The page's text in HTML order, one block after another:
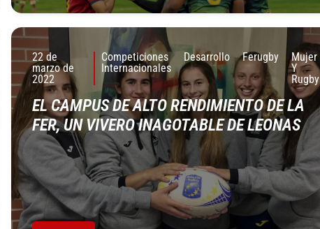
22 de
marzo de
2022
Competiciones
Internacionales
Desarrollo Ferugby
Mujer
Y
Rugby
EL CAMPUS DE ALTO RENDIMIENTO DE LA
FER, UN VIVERO INAGOTABLE DE LEONAS